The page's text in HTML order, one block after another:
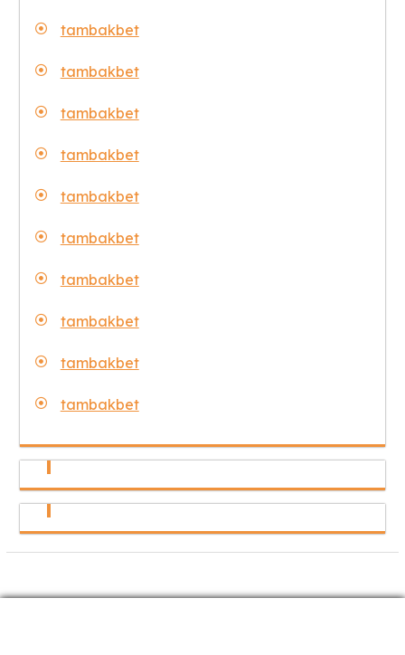
tambakbet
tambakbet
tambakbet
tambakbet
tambakbet
tambakbet
tambakbet
tambakbet
tambakbet
tambakbet